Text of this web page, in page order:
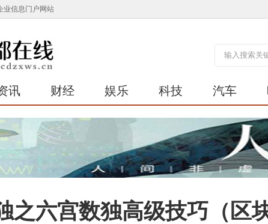
业信息门户网站
讯 财经 娱乐 科技 汽车
之六宫数独高级技巧（区块